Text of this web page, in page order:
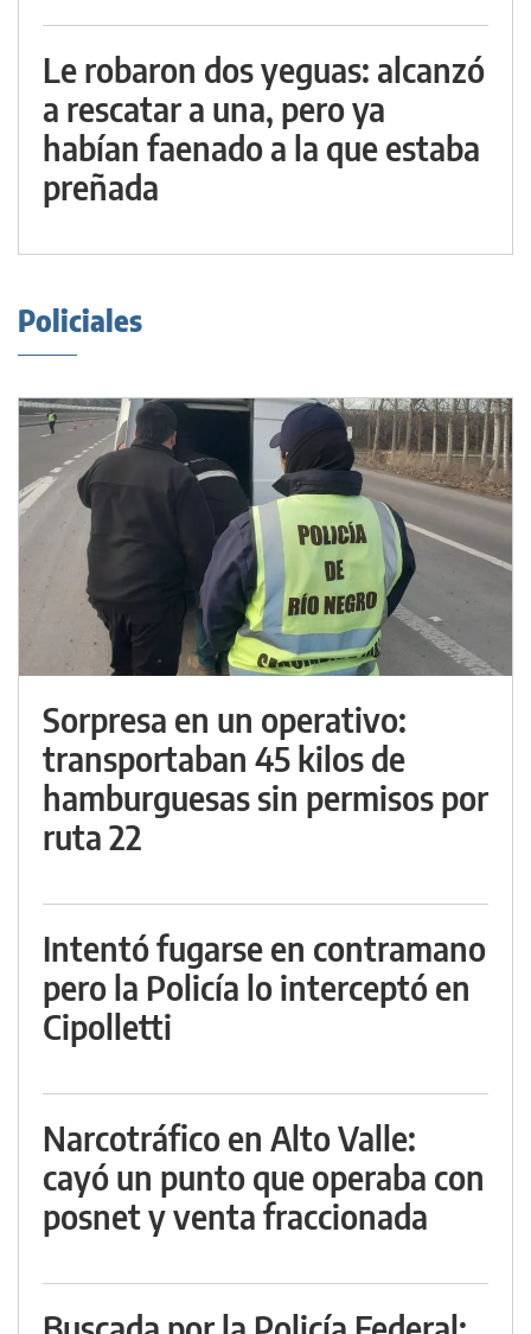
Le robaron dos yeguas: alcanzó
a rescatar a una, pero ya
habían faenado a la que estaba
preñada
Policiales
Sorpresa en un operativo:
transportaban 45 kilos de
hamburguesas sin permisos por
ruta 22
Intentó fugarse en contramano
pero la Policía lo interceptó en
Cipolletti
Narcotráfico en Alto Valle:
cayó un punto que operaba con
posnet y venta fraccionada